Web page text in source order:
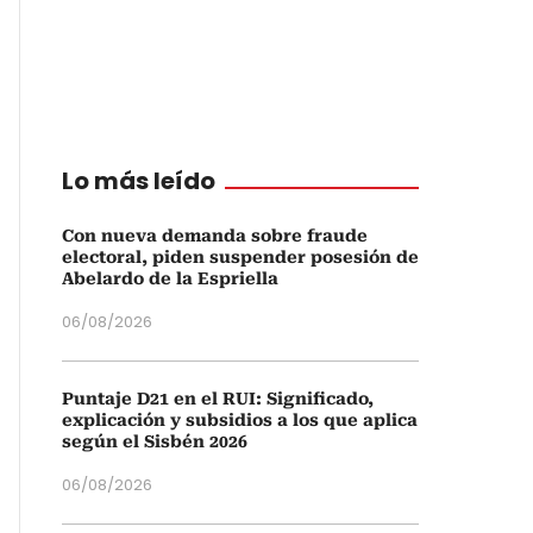
Lo más leído
Con nueva demanda sobre fraude
electoral, piden suspender posesión de
Abelardo de la Espriella
06/08/2026
Puntaje D21 en el RUI: Significado,
explicación y subsidios a los que aplica
según el Sisbén 2026
06/08/2026